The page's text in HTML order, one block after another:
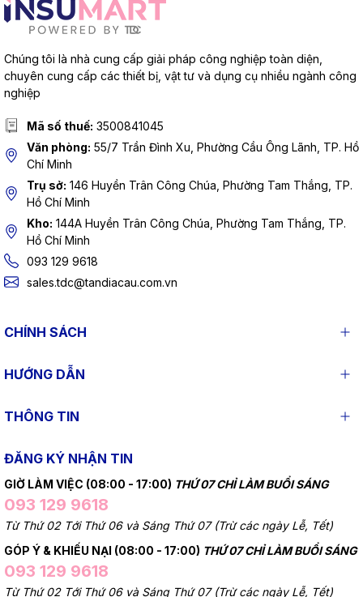
Chúng tôi là nhà cung cấp giải pháp công nghiệp toàn diện,
chuyên cung cấp các thiết bị, vật tư và dụng cụ nhiều ngành công
nghiệp
Mã số thuế: 3500841045
Văn phòng: 55/7 Trần Đình Xu, Phường Cầu Ông Lãnh, TP. Hồ
Chí Minh
Trụ sở: 146 Huyền Trân Công Chúa, Phường Tam Thắng, TP.
Hồ Chí Minh
Kho: 144A Huyền Trân Công Chúa, Phường Tam Thắng, TP.
Hồ Chí Minh
093 129 9618
sales.tdc@tandiacau.com.vn
CHÍNH SÁCH
HƯỚNG DẪN
THÔNG TIN
ĐĂNG KÝ NHẬN TIN
GIỜ LÀM VIỆC (08:00 - 17:00) THỨ 07 CHỈ LÀM BUỔI SÁNG
093 129 9618
Từ Thứ 02 Tới Thứ 06 và Sáng Thứ 07 (Trừ các ngày Lễ, Tết)
GÓP Ý & KHIẾU NẠI (08:00 - 17:00) THỨ 07 CHỈ LÀM BUỔI SÁNG
093 129 9618
Từ Thứ 02 Tới Thứ 06 và Sáng Thứ 07 (Trừ các ngày Lễ, Tết)